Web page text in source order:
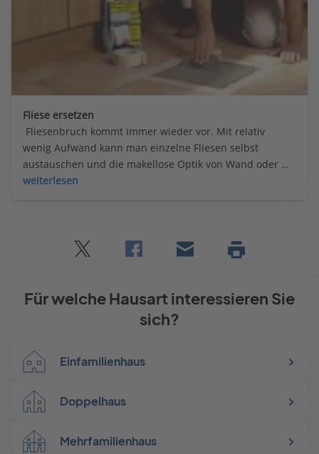
Fliese ersetzen
Fliesenbruch kommt immer wieder vor. Mit relativ
wenig Aufwand kann man einzelne Fliesen selbst
austauschen und die makellose Optik von Wand oder
Boden wieder herstellen.
weiterlesen
Für welche Hausart interessieren Sie
sich?
Einfamilienhaus
Doppelhaus
Mehrfamilienhaus